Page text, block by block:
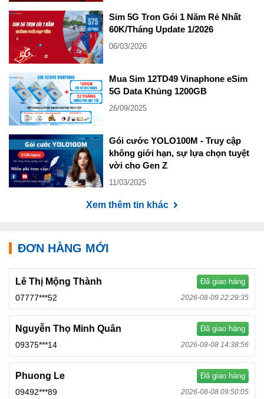
Sim 5G Tron Gói 1 Năm Rẻ Nhất
60K/Tháng Update 1/2026
06/03/2026
Mua Sim 12TD49 Vinaphone eSim
5G Data Khủng 1200GB
26/09/2025
Gói cước YOLO100M - Truy cập
không giới hạn, sự lựa chọn tuyệt
vời cho Gen Z
11/03/2025
Xem thêm tin khác
ĐƠN HÀNG MỚI
Lê Thị Mộng Thành Đã giao hàng
07777***52 2026-08-09 22:29:35
Nguyễn Thọ Minh Quân Đã giao hàng
09375***14 2026-08-08 14:38:56
Phuong Le Đã giao hàng
09492***89 2026-08-08 09:50:05